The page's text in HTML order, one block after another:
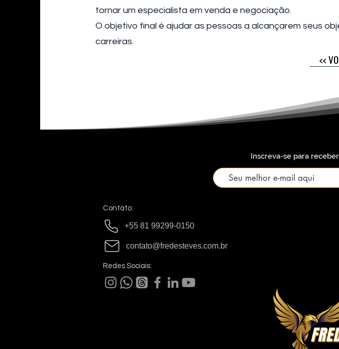
tornar um especialista em venda e negociação.
O objetivo final é ajudar as pessoas a alcançarem seus
carreiras.
<<
Inscreva-se para
Contato:
+55 81 99299-0150
contato@fredesteves.com.br
Redes Sociais: